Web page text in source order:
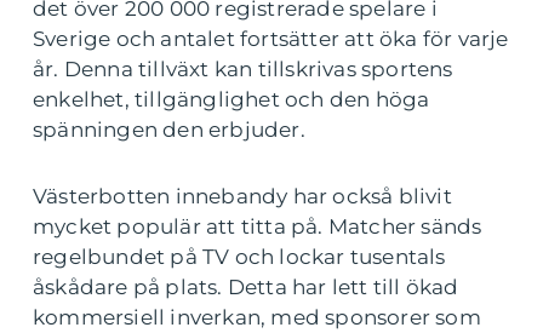
det över 200 000 registrerade spelare i
Sverige och antalet fortsätter att öka för varje
år. Denna tillväxt kan tillskrivas sportens
enkelhet, tillgänglighet och den höga
spänningen den erbjuder.
Västerbotten innebandy har också blivit
mycket populär att titta på. Matcher sänds
regelbundet på TV och lockar tusentals
åskådare på plats. Detta har lett till ökad
kommersiell inverkan, med sponsorer som